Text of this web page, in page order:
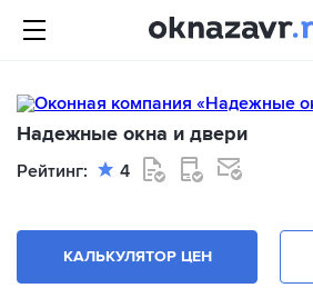
Надежные окна и двери
Рейтинг: 4
КАЛЬКУЛЯТОР ЦЕН